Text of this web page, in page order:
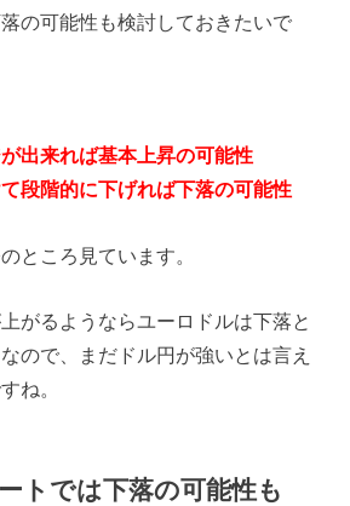
の可能性も検討しておきたいで
出来れば基本上昇の可能性
段階的に下げれば下落の可能性
ところ見ています。
がるようならユーロドルは下落と
ので、まだドル円が強いとは言え
ね。
トでは下落の可能性も